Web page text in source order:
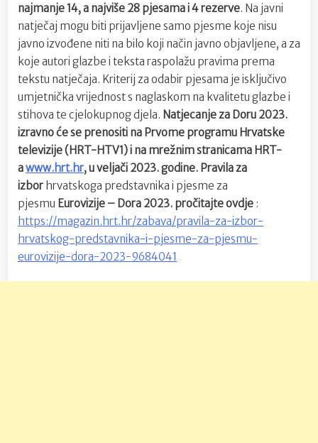
najmanje 14, a najviše 28 pjesama i 4 rezerve. Na javni
natječaj mogu biti prijavljene samo pjesme koje nisu
javno izvođene niti na bilo koji način javno objavljene, a za
koje autori glazbe i teksta raspolažu pravima prema
tekstu natječaja. Kriterij za odabir pjesama je isključivo
umjetnička vrijednost s naglaskom na kvalitetu glazbe i
stihova te cjelokupnog djela. Natjecanje za Doru 2023.
izravno će se prenositi na Prvome programu Hrvatske
televizije (HRT-HTV1) i na mrežnim stranicama HRT-
awww.hrt.hr, u veljači 2023. godine. Pravila za
izbor hrvatskoga predstavnika i pjesme za
pjesmu Eurovizije – Dora 2023. pročitajte ovdje :
https://magazin.hrt.hr/zabava/pravila-za-izbor-
hrvatskog-predstavnika-i-pjesme-za-pjesmu-
eurovizije-dora-2023-9684041